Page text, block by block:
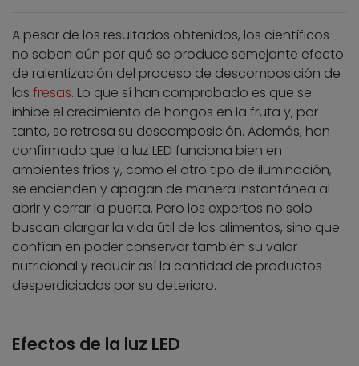
A pesar de los resultados obtenidos, los científicos
no saben aún por qué se produce semejante efecto
de ralentización del proceso de descomposición de
las fresas. Lo que sí han comprobado es que se
inhibe el crecimiento de hongos en la fruta y, por
tanto, se retrasa su descomposición. Además, han
confirmado que la luz LED funciona bien en
ambientes fríos y, como el otro tipo de iluminación,
se encienden y apagan de manera instantánea al
abrir y cerrar la puerta. Pero los expertos no solo
buscan alargar la vida útil de los alimentos, sino que
confían en poder conservar también su valor
nutricional y reducir así la cantidad de productos
desperdiciados por su deterioro.
Efectos de la luz LED